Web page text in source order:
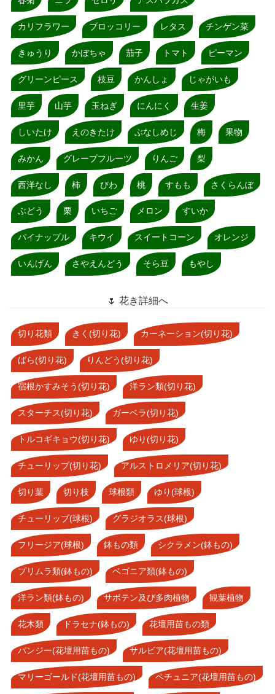
カリフラワー ブロッコリー レタス チンゲン菜
きゅうり かぼちゃ 茄子 トマト ピーマン
グリーンピース 枝豆 かんしょ じゃがいも
里芋 山芋 玉ねぎ にんにく 生姜
しいたけ えのきたけ ぶなしめじ 梅 果物
みかん グレープフルーツ りんご 梨
西洋なし 柿 びわ 桃 すもも さくらんぼ
ぶどう 栗 いちご メロン すいか
パイナップル キウイ スイートコーン オレンジ
いんげん さやえんどう そら豆 もやし
🌷 花き詳細へ
切り花類 きく(切り花) カーネーション(切り花)
ばら(切り花) りんどう(切り花)
宿根かすみそう(切り花) 洋ラン類(切り花)
スターチス(切り花) ガーベラ(切り花)
トルコギキョウ(切り花) ゆり(切り花)
チューリップ(切り花) アルストロメリア(切り花)
切り葉 切り枝 球根類 ゆり(球根)
チューリップ(球根) グラジオラス(球根)
フリージア(球根) 鉢もの類 シクラメン(鉢もの)
プリムラ類(鉢もの) ベゴニア類(鉢もの)
洋ラン類(鉢もの) サボテン及び多肉植物 観葉植物
花木類 ドラセナ(鉢もの) 花壇用苗もの類
パンジー(花壇用苗もの) サルビア(花壇用苗もの)
マリーゴールド(花壇用苗もの) ペチュニア(花壇用苗もの)